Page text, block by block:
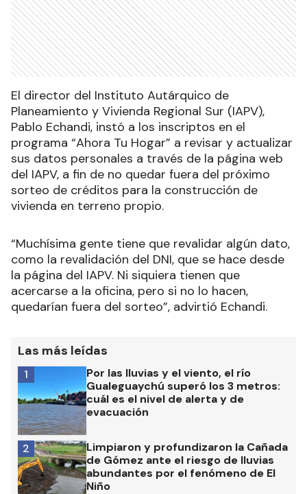
El director del Instituto Autárquico de
Planeamiento y Vivienda Regional Sur (IAPV),
Pablo Echandi, instó a los inscriptos en el
programa “Ahora Tu Hogar” a revisar y actualizar
sus datos personales a través de la página web
del IAPV, a fin de no quedar fuera del próximo
sorteo de créditos para la construcción de
vivienda en terreno propio.
“Muchísima gente tiene que revalidar algún dato,
como la revalidación del DNI, que se hace desde
la página del IAPV. Ni siquiera tienen que
acercarse a la oficina, pero si no lo hacen,
quedarían fuera del sorteo”, advirtió Echandi.
Las más leídas
Por las lluvias y el viento, el río
Gualeguaychú superó los 3 metros:
cuál es el nivel de alerta y de
evacuación
1
Limpiaron y profundizaron la Cañada
de Gómez ante el riesgo de lluvias
abundantes por el fenómeno de El
Niño
2